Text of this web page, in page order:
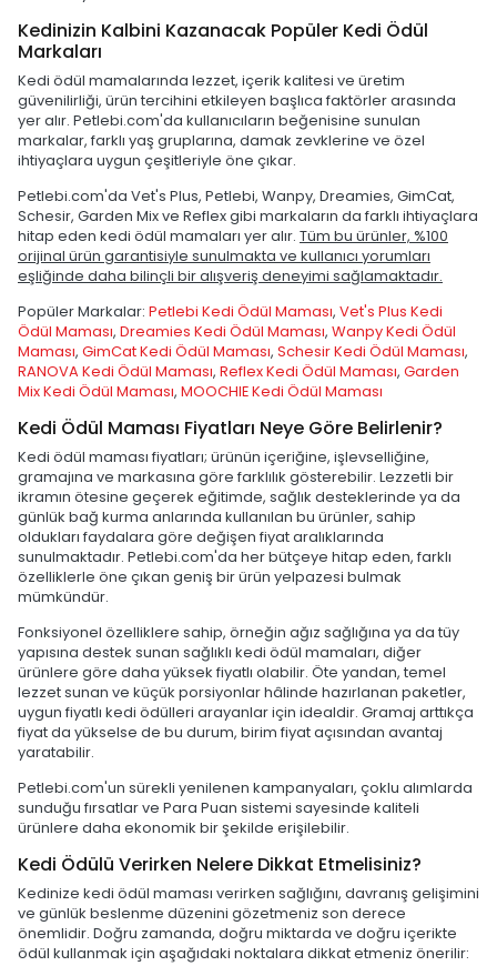
Kedinizin Kalbini Kazanacak Popüler Kedi Ödül
Markaları
Kedi ödül mamalarında lezzet, içerik kalitesi ve üretim
güvenilirliği, ürün tercihini etkileyen başlıca faktörler arasında
yer alır. Petlebi.com'da kullanıcıların beğenisine sunulan
markalar, farklı yaş gruplarına, damak zevklerine ve özel
ihtiyaçlara uygun çeşitleriyle öne çıkar.
Petlebi.com'da Vet's Plus, Petlebi, Wanpy, Dreamies, GimCat,
Schesir, Garden Mix ve Reflex gibi markaların da farklı ihtiyaçlara
hitap eden kedi ödül mamaları yer alır. Tüm bu ürünler, %100
orijinal ürün garantisiyle sunulmakta ve kullanıcı yorumları
eşliğinde daha bilinçli bir alışveriş deneyimi sağlamaktadır.
Popüler Markalar: Petlebi Kedi Ödül Maması, Vet's Plus Kedi
Ödül Maması, Dreamies Kedi Ödül Maması, Wanpy Kedi Ödül
Maması, GimCat Kedi Ödül Maması, Schesir Kedi Ödül Maması,
RANOVA Kedi Ödül Maması, Reflex Kedi Ödül Maması, Garden
Mix Kedi Ödül Maması, MOOCHIE Kedi Ödül Maması
Kedi Ödül Maması Fiyatları Neye Göre Belirlenir?
Kedi ödül maması fiyatları; ürünün içeriğine, işlevselliğine,
gramajına ve markasına göre farklılık gösterebilir. Lezzetli bir
ikramın ötesine geçerek eğitimde, sağlık desteklerinde ya da
günlük bağ kurma anlarında kullanılan bu ürünler, sahip
oldukları faydalara göre değişen fiyat aralıklarında
sunulmaktadır. Petlebi.com'da her bütçeye hitap eden, farklı
özelliklerle öne çıkan geniş bir ürün yelpazesi bulmak
mümkündür.
Fonksiyonel özelliklere sahip, örneğin ağız sağlığına ya da tüy
yapısına destek sunan sağlıklı kedi ödül mamaları, diğer
ürünlere göre daha yüksek fiyatlı olabilir. Öte yandan, temel
lezzet sunan ve küçük porsiyonlar hâlinde hazırlanan paketler,
uygun fiyatlı kedi ödülleri arayanlar için idealdir. Gramaj arttıkça
fiyat da yükselse de bu durum, birim fiyat açısından avantaj
yaratabilir.
Petlebi.com'un sürekli yenilenen kampanyaları, çoklu alımlarda
sunduğu fırsatlar ve Para Puan sistemi sayesinde kaliteli
ürünlere daha ekonomik bir şekilde erişilebilir.
Kedi Ödülü Verirken Nelere Dikkat Etmelisiniz?
Kedinize kedi ödül maması verirken sağlığını, davranış gelişimini
ve günlük beslenme düzenini gözetmeniz son derece
önemlidir. Doğru zamanda, doğru miktarda ve doğru içerikte
ödül kullanmak için aşağıdaki noktalara dikkat etmeniz önerilir: